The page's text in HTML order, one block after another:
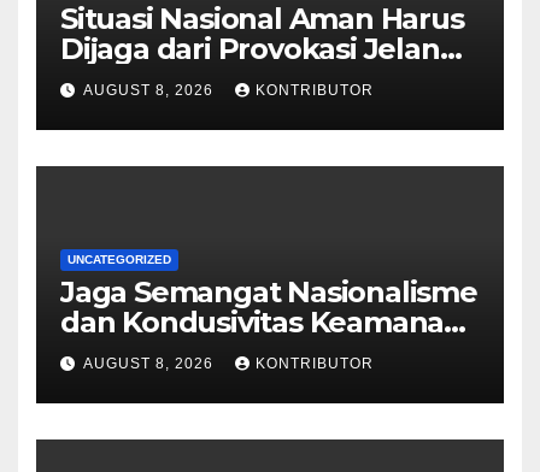
Situasi Nasional Aman Harus
Dijaga dari Provokasi Jelang
HUT ke-81 RI
AUGUST 8, 2026 KONTRIBUTOR
UNCATEGORIZED
Jaga Semangat Nasionalisme
dan Kondusivitas Keamanan
Papua Jelang HUT Ke-81 RI
AUGUST 8, 2026 KONTRIBUTOR